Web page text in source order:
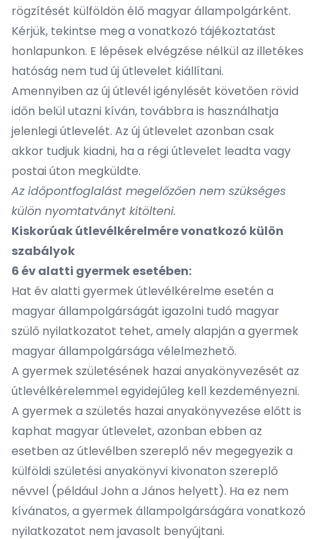
rögzítését külföldön élő magyar állampolgárként.
Kérjük, tekintse meg a vonatkozó tájékoztatást
honlapunkon. E lépések elvégzése nélkül az illetékes
hatóság nem tud új útlevelet kiállítani.
Amennyiben az új útlevél igénylését követően rövid
időn belül utazni kíván, továbbra is használhatja
jelenlegi útlevelét. Az új útlevelet azonban csak
akkor tudjuk kiadni, ha a régi útlevelet leadta vagy
postai úton megküldte.
Az időpontfoglalást megelőzően nem szükséges
külön nyomtatványt kitölteni.
Kiskorúak útlevélkérelmére vonatkozó külön
szabályok
6 év alatti gyermek esetében:
Hat év alatti gyermek útlevélkérelme esetén a
magyar állampolgárságát igazolni tudó magyar
szülő nyilatkozatot tehet, amely alapján a gyermek
magyar állampolgársága vélelmezhető.
A gyermek születésének hazai anyakönyvezését az
útlevélkérelemmel egyidejűleg kell kezdeményezni.
A gyermek a születés hazai anyakönyvezése előtt is
kaphat magyar útlevelet, azonban ebben az
esetben az útlevélben szereplő név megegyezik a
külföldi születési anyakönyvi kivonaton szereplő
névvel (például John a János helyett). Ha ez nem
kívánatos, a gyermek állampolgárságára vonatkozó
nyilatkozatot nem javasolt benyújtani.